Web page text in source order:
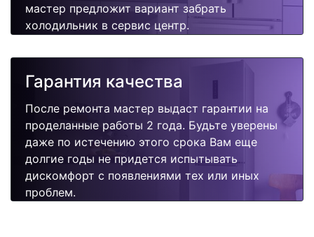
мастер предложит вариант забрать
холодильник в сервис центр.
Гарантия качества
После ремонта мастер выдаст гарантии на
проделанные работы 2 года. Будьте уверены
даже по истечению этого срока Вам еще
долгие годы не придется испытывать
дискомфорт с появлениями тех или иных
проблем.